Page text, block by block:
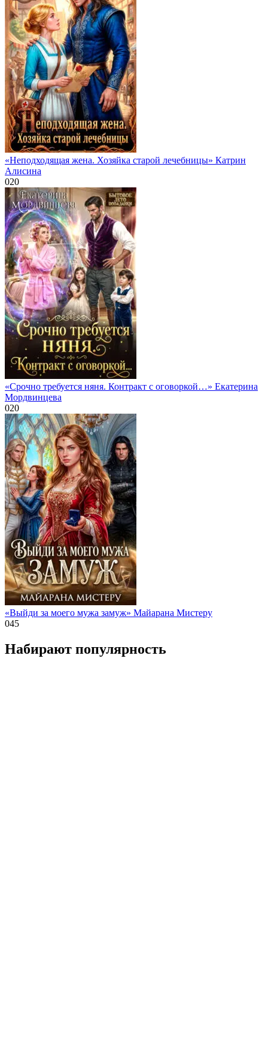
«Неподходящая жена. Хозяйка старой лечебницы» Катрин
Алисина
020
«Срочно требуется няня. Контракт с оговоркой…» Екатерина
Мордвинцева
020
«Выйди за моего мужа замуж» Майарана Мистеру
045
Набирают популярность